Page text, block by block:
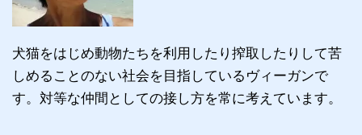
犬猫をはじめ動物たちを利用したり搾取したりして苦
しめることのない社会を目指しているヴィーガンで
す。対等な仲間としての接し方を常に考えています。